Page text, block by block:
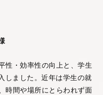
性・効率性の向上と、学生
しました。近年は学生の就
時間や場所にとらわれず面